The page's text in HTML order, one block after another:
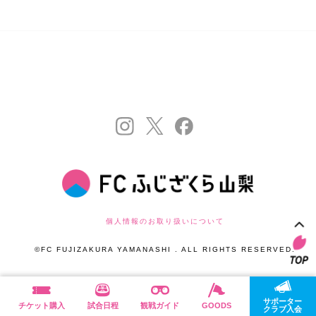
個人情報のお取り扱いについて
©FC FUJIZAKURA YAMANASHI . ALL RIGHTS RESERVED.
チケット購入 試合日程 観戦ガイド GOODS
サポーター
クラブ入会